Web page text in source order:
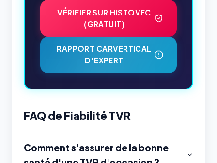
VÉRIFIER SUR HISTOVEC
(GRATUIT)
RAPPORT CARVERTICAL
D'EXPERT
FAQ de Fiabilité TVR
Comment s'assurer de la bonne